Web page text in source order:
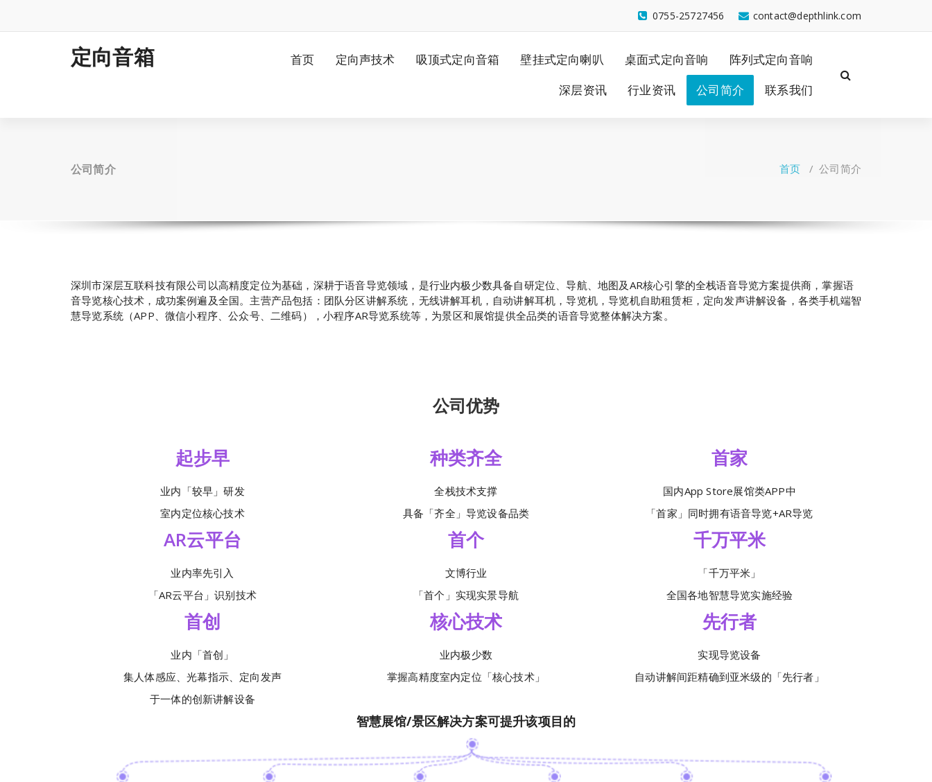
正
contact@depthlink.com
0755-25727456
定向音箱 首页 定向声技术 吸顶式定向音箱 壁挂式定向喇叭 桌面式定向音响
阵列式定向音响
深层资讯
行业资讯 公司简介 联系我们
公司简介 首页/公司简介
深圳市深层互联科技有限公司以高精度定位为基础，深耕于语音导览领域，是行业内极少数具备自研定位、导航、地图及AR核心引擎的全栈语音导览方案提供商，掌握语
音导览核心技术，成功案例遍及全国。主营产品包括：团队分区讲解系统，无线讲解耳机，自动讲解耳机，导览机，导览机自助租赁柜，定向发声讲解设备，各类手机端智
慧导览系统（APP、微信小程序、公众号、二维码），小程序AR导览系统等，为景区和展馆提供全品类的语音导览整体解决方案。
公司优势
起步早
业内「较早」研发
室内定位核心技术
种类齐全
全栈技术支撑
具备「齐全」导览设备品类
首家
国内App Store展馆类APP中
「首家」同时拥有语音导览+AR导览
AR云平台
业内率先引入
「AR云平台」识别技术
首个
文博行业
「首个」实现实景导航
千万平米
「千万平米」
全国各地智慧导览实施经验
首创
业内「首创」
集人体感应、光幕指示、定向发声
于一体的创新讲解设备
核心技术
业内极少数
掌握高精度室内定位「核心技术」
先行者
实现导览设备
自动讲解间距精确到亚米级的「先行者」
智慧展馆/景区解决方案可提升该项目的